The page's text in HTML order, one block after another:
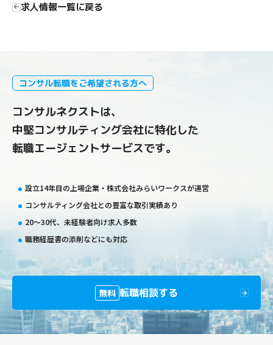
求人情報一覧に戻る
コンサル転職をご希望される方へ
コンサルネクストは、
中堅コンサルティング会社に特化した
転職エージェントサービスです。
設立14年目の上場企業・株式会社みらいワークスが運営
コンサルティング会社との豊富な取引実績あり
20〜30代、未経験者向け求人多数
職務経歴書の添削などにも対応
無料 転職相談する